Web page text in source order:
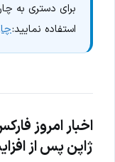
برای دستری به
استفاده نمایید:
اخبار امروز
ژاپن پس از